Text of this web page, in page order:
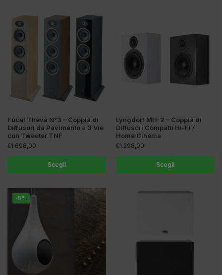
Focal Theva N°3 – Coppia di
Diffusori da Pavimento a 3 Vie
con Tweeter TNF
€1.698,00
Scegli
Lyngdorf MH-2 – Coppia di
Diffusori Compatti Hi-Fi /
Home Cinema
€1.298,00
Scegli
-5%